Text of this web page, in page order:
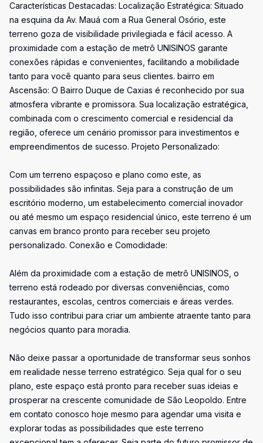
Características Destacadas: Localização Estratégica: Situado
na esquina da Av. Mauá com a Rua General Osório, este
terreno goza de visibilidade privilegiada e fácil acesso. A
proximidade com a estação de metrô UNISINOS garante
conexões rápidas e convenientes, facilitando a mobilidade
tanto para você quanto para seus clientes. bairro em
Ascensão: O Bairro Duque de Caxias é reconhecido por sua
atmosfera vibrante e promissora. Sua localização estratégica,
combinada com o crescimento comercial e residencial da
região, oferece um cenário promissor para investimentos e
empreendimentos de sucesso. Projeto Personalizado:
Com um terreno espaçoso e plano como este, as
possibilidades são infinitas. Seja para a construção de um
escritório moderno, um estabelecimento comercial inovador
ou até mesmo um espaço residencial único, este terreno é um
canvas em branco pronto para receber seu projeto
personalizado. Conexão e Comodidade:
Além da proximidade com a estação de metrô UNISINOS, o
terreno está rodeado por diversas conveniências, como
restaurantes, escolas, centros comerciais e áreas verdes.
Tudo isso contribui para criar um ambiente atraente tanto para
negócios quanto para moradia.
Não deixe passar a oportunidade de transformar seus sonhos
em realidade nesse terreno estratégico. Seja qual for o seu
plano, este espaço está pronto para receber suas ideias e
prosperar na crescente comunidade de São Leopoldo. Entre
em contato conosco hoje mesmo para agendar uma visita e
explorar todas as possibilidades que este terreno